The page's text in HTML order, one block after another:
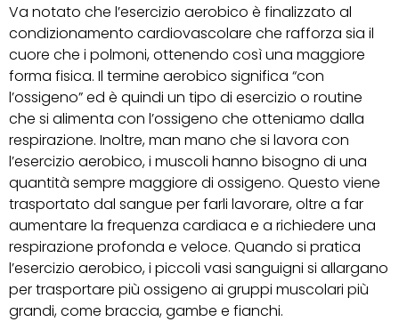
Va notato che l’esercizio aerobico è finalizzato al
condizionamento cardiovascolare che rafforza sia il
cuore che i polmoni, ottenendo così una maggiore
forma fisica. Il termine aerobico significa “con
l’ossigeno” ed è quindi un tipo di esercizio o routine
che si alimenta con l’ossigeno che otteniamo dalla
respirazione. Inoltre, man mano che si lavora con
l’esercizio aerobico, i muscoli hanno bisogno di una
quantità sempre maggiore di ossigeno. Questo viene
trasportato dal sangue per farli lavorare, oltre a far
aumentare la frequenza cardiaca e a richiedere una
respirazione profonda e veloce. Quando si pratica
l’esercizio aerobico, i piccoli vasi sanguigni si allargano
per trasportare più ossigeno ai gruppi muscolari più
grandi, come braccia, gambe e fianchi.